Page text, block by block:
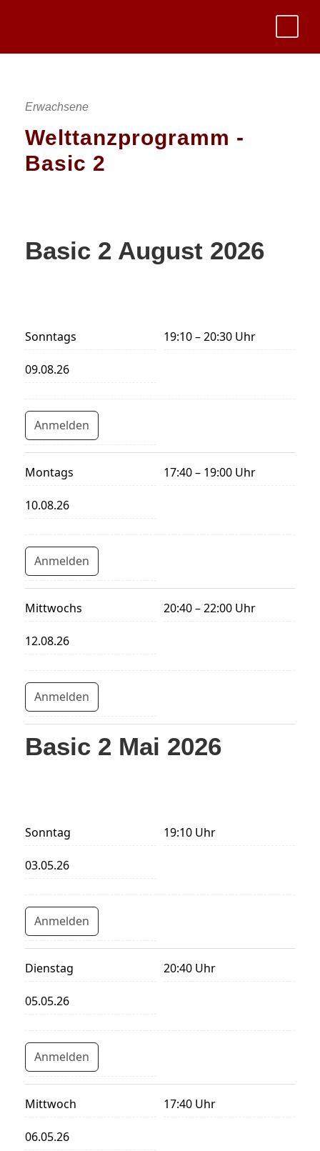
Erwachsene
Welttanzprogramm -
Basic 2
Basic 2 August 2026
Sonntags 19:10 – 20:30 Uhr
09.08.26
Anmelden
Montags 17:40 – 19:00 Uhr
10.08.26
Anmelden
Mittwochs 20:40 – 22:00 Uhr
12.08.26
Anmelden
Basic 2 Mai 2026
Sonntag 19:10 Uhr
03.05.26
Anmelden
Dienstag 20:40 Uhr
05.05.26
Anmelden
Mittwoch 17:40 Uhr
06.05.26